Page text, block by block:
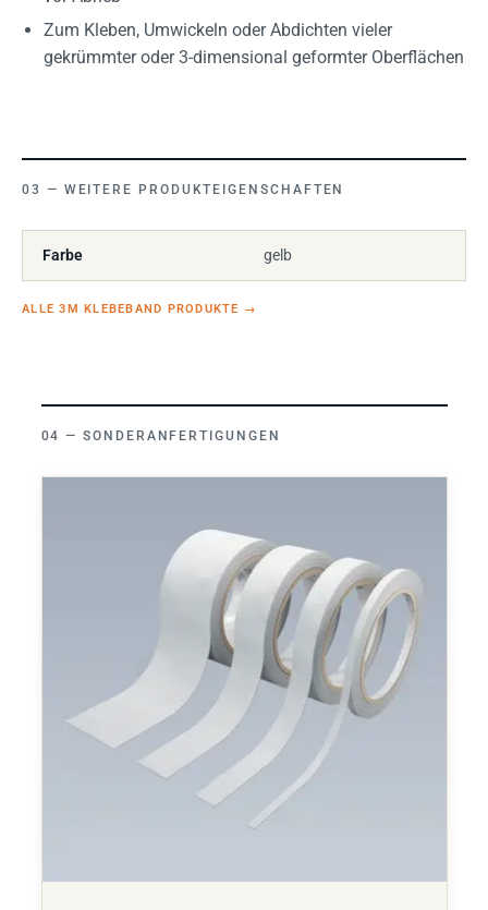
Zum Kleben, Umwickeln oder Abdichten vieler
gekrümmter oder 3-dimensional geformter Oberflächen
WEITERE PRODUKTEIGENSCHAFTEN
Farbe gelb
ALLE 3M KLEBEBAND PRODUKTE →
SONDERANFERTIGUNGEN